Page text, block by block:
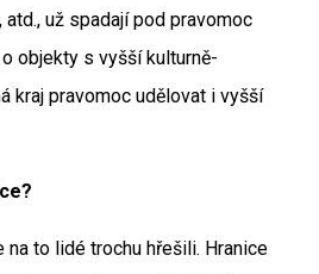
atd., už spadají pod pravomoc
objekty s vyšší kulturně-
kraj pravomoc udělovat i vyšší
na to lidé trochu hřešili. Hranice